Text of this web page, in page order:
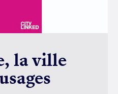
la ville